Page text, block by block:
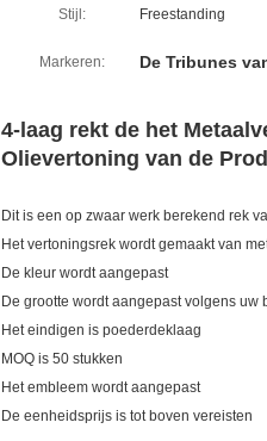
Stijl: Freestanding
Markeren: De Tribunes
4-laag rekt de het
Olievertoning van de
Dit is een op zwaar werk berekend rek
Het vertoningsrek wordt gemaakt van
De kleur wordt aangepast
De grootte wordt aangepast volgens uw
Het eindigen is poederdeklaag
MOQ is 50 stukken
Het embleem wordt aangepast
De eenheidsprijs is tot boven vereisten